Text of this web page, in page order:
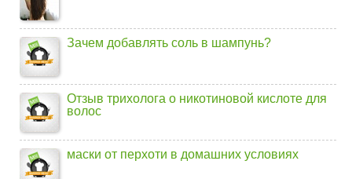
Зачем добавлять соль в шампунь?
Отзыв трихолога о никотиновой кислоте для
волос
маски от перхоти в домашних условиях